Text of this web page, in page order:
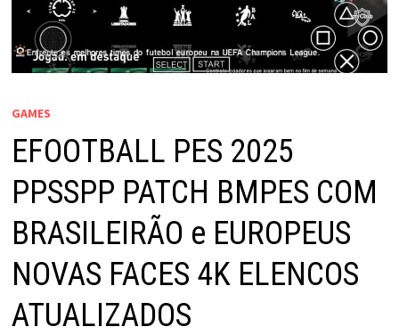
GAMES
EFOOTBALL PES 2025
PPSSPP PATCH BMPES COM
BRASILEIRÃO e EUROPEUS
NOVAS FACES 4K ELENCOS
ATUALIZADOS